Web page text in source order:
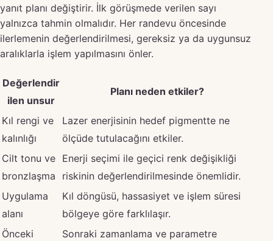
yanıt planı değiştirir. İlk görüşmede verilen sayı
yalnızca tahmin olmalıdır. Her randevu öncesinde
ilerlemenin değerlendirilmesi, gereksiz ya da uygunsuz
aralıklarla işlem yapılmasını önler.
Değerlendir
ilen unsur
Planı neden etkiler?
Kıl rengi ve
kalınlığı
Lazer enerjisinin hedef pigmentte ne
ölçüde tutulacağını etkiler.
Cilt tonu ve
bronzlaşma
Enerji seçimi ile geçici renk değişikliği
riskinin değerlendirilmesinde önemlidir.
Uygulama
alanı
Kıl döngüsü, hassasiyet ve işlem süresi
bölgeye göre farklılaşır.
Önceki
Sonraki zamanlama ve parametre